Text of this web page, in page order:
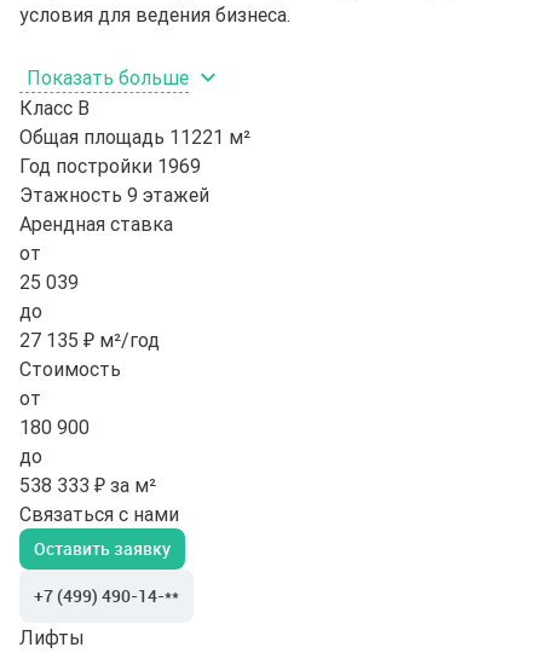
условия для ведения бизнеса.
Показать больше
Класс B
Общая площадь 11221 м²
Год постройки 1969
Этажность 9 этажей
Арендная ставка
от
25 039
до
27 135 ₽ м²/год
Стоимость
от
180 900
до
538 333 ₽ за м²
Связаться с нами
Оставить заявку
+7 (499) 490-14-**
Лифты